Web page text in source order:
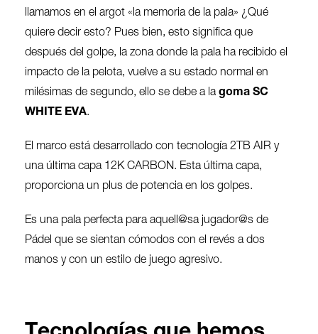
llamamos en el argot «la memoria de la pala» ¿Qué
quiere decir esto? Pues bien, esto significa que
después del golpe, la zona donde la pala ha recibido el
impacto de la pelota, vuelve a su estado normal en
milésimas de segundo, ello se debe a lagoma SC
WHITE EVA.
El marco está desarrollado con tecnología 2TB AIR y
una última capa 12K CARBON. Esta última capa,
proporciona un plus de potencia en los golpes.
Es una pala perfecta para aquell@sa jugador@s de
Pádel que se sientan cómodos con el revés a dos
manos y con un estilo de juego agresivo.